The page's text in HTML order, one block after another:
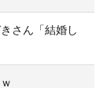
さん「結婚し